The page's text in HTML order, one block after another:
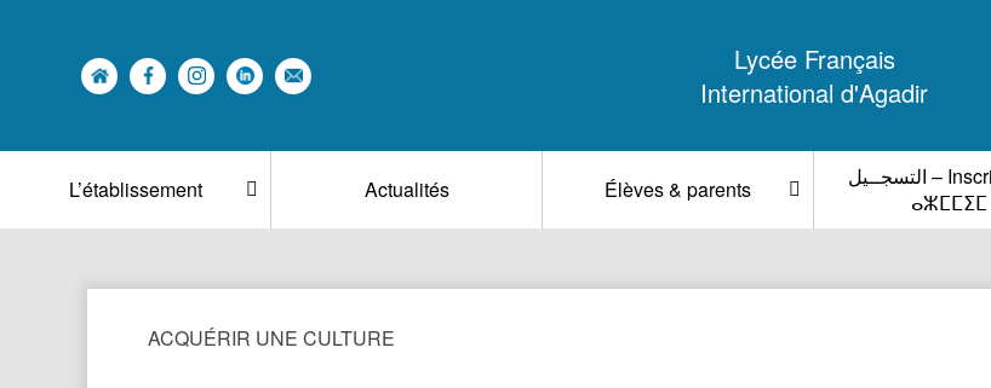
Lycée Français
International d'Agadir
L’établissement Actualités Élèves & parents
التسجــيل – Inscription –
ⴰⵣⵎⵎⵉⵎ
ACQUÉRIR UNE CULTURE